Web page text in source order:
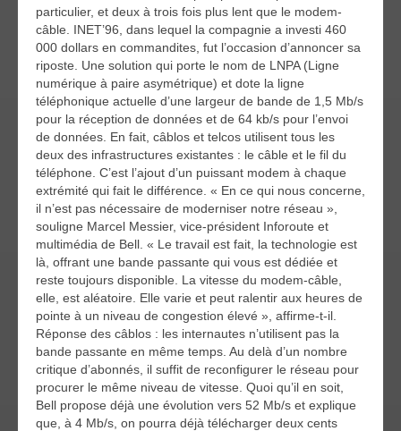
particulier, et deux à trois fois plus lent que le modem-
câble. INET’96, dans lequel la compagnie a investi 460
000 dollars en commandites, fut l’occasion d’annoncer sa
riposte. Une solution qui porte le nom de LNPA (Ligne
numérique à paire asymétrique) et dote la ligne
téléphonique actuelle d’une largeur de bande de 1,5 Mb/s
pour la réception de données et de 64 kb/s pour l’envoi
de données. En fait, câblos et telcos utilisent tous les
deux des infrastructures existantes : le câble et le fil du
téléphone. C’est l’ajout d’un puissant modem à chaque
extrémité qui fait le différence. « En ce qui nous concerne,
il n’est pas nécessaire de moderniser notre réseau »,
souligne Marcel Messier, vice-président Inforoute et
multimédia de Bell. « Le travail est fait, la technologie est
là, offrant une bande passante qui vous est dédiée et
reste toujours disponible. La vitesse du modem-câble,
elle, est aléatoire. Elle varie et peut ralentir aux heures de
pointe à un niveau de congestion élevé », affirme-t-il.
Réponse des câblos : les internautes n’utilisent pas la
bande passante en même temps. Au delà d’un nombre
critique d’abonnés, il suffit de reconfigurer le réseau pour
procurer le même niveau de vitesse. Quoi qu’il en soit,
Bell propose déjà une évolution vers 52 Mb/s et explique
que, à 4 Mb/s, on pourra déjà télécharger deux cents